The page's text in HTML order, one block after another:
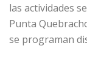
las actividades
Punta
se programan